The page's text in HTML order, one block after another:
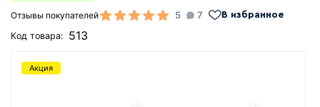
Отзывы покупателей
5 7 В избранное
Код товара: 513
Акция